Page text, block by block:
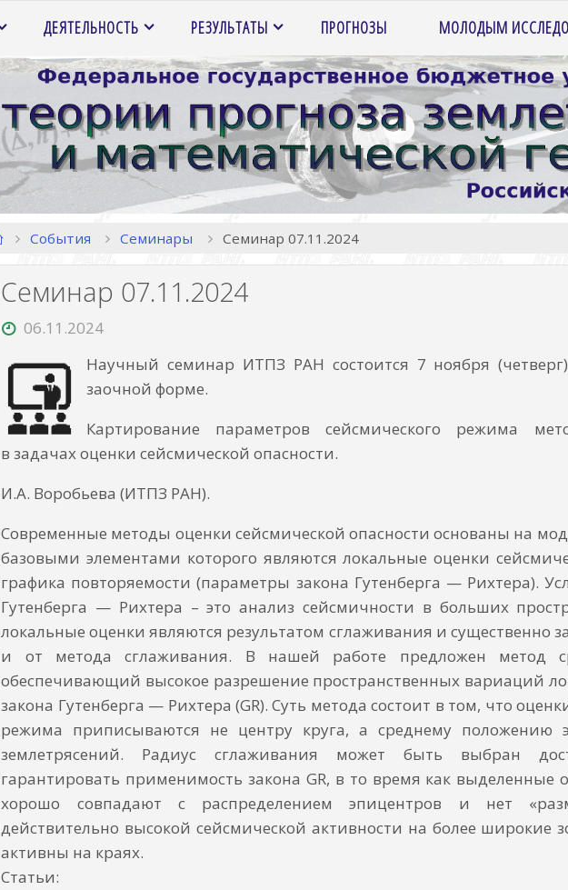
ДЕЯТЕЛЬНОСТЬ РЕЗУЛЬТАТЫ ПРОГНОЗЫ МОЛОДЫМ
ГлавнаяСобытия Семинары Семинар 07.11.2024
Семинар 07.11.2024
06.11.2024
Научный семинар ИТПЗ РАН состоится 7 ноября
заочной форме.
Картирование параметров сейсмического режима
в задачах оценки сейсмической опасности.
И.А. Воробьева (ИТПЗ РАН).
Современные методы оценки сейсмической опасности основаны на
базовыми элементами которого являются локальные оценки
графика повторяемости (параметры закона Гутенберга — Рихтера).
Гутенберга — Рихтера – это анализ сейсмичности в больших
локальные оценки являются результатом сглаживания и существенно
и от метода сглаживания. В нашей работе предложен метод
обеспечивающий высокое разрешение пространственных вариаций
закона Гутенберга — Рихтера (GR). Суть метода состоит в том, что
режима приписываются не центру круга, а среднему положению
землетрясений. Радиус сглаживания может быть выбран
гарантировать применимость закона GR, в то время как выделенные
хорошо совпадают с распределением эпицентров и нет
действительно высокой сейсмической активности на более широкие
активны на краях.
Статьи: